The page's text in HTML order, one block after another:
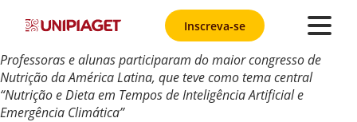
Inscreva-se
Professoras e alunas participaram do maior congresso de
Nutrição da América Latina, que teve como tema central
“Nutrição e Dieta em Tempos de Inteligência Artificial e
Emergência Climática”